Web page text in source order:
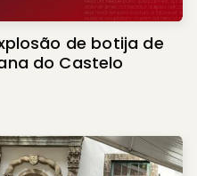
de botija de
do Castelo